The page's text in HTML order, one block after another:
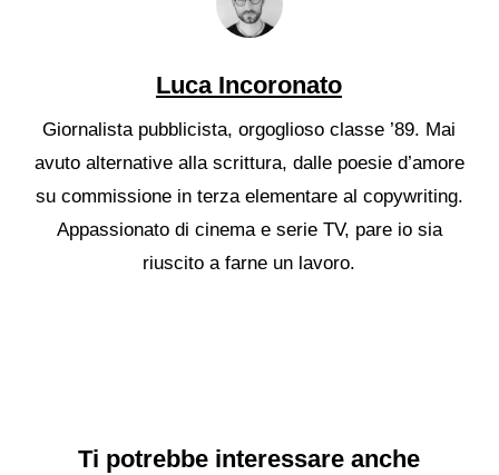
Luca Incoronato
Giornalista pubblicista, orgoglioso classe ’89. Mai
avuto alternative alla scrittura, dalle poesie d’amore
su commissione in terza elementare al copywriting.
Appassionato di cinema e serie TV, pare io sia
riuscito a farne un lavoro.
Ti potrebbe interessare anche